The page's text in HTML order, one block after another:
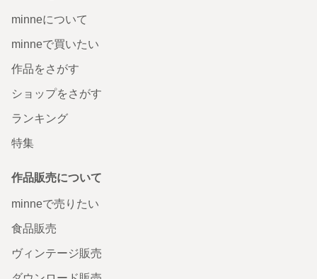
minneについて
minneで買いたい
作品をさがす
ショップをさがす
ランキング
特集
作品販売について
minneで売りたい
食品販売
ヴィンテージ販売